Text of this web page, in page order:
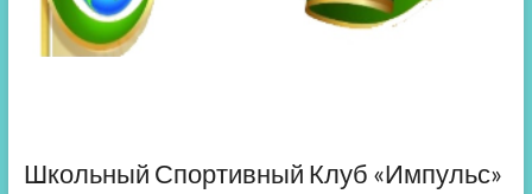
Школьный Спортивный Клуб «Импульс»